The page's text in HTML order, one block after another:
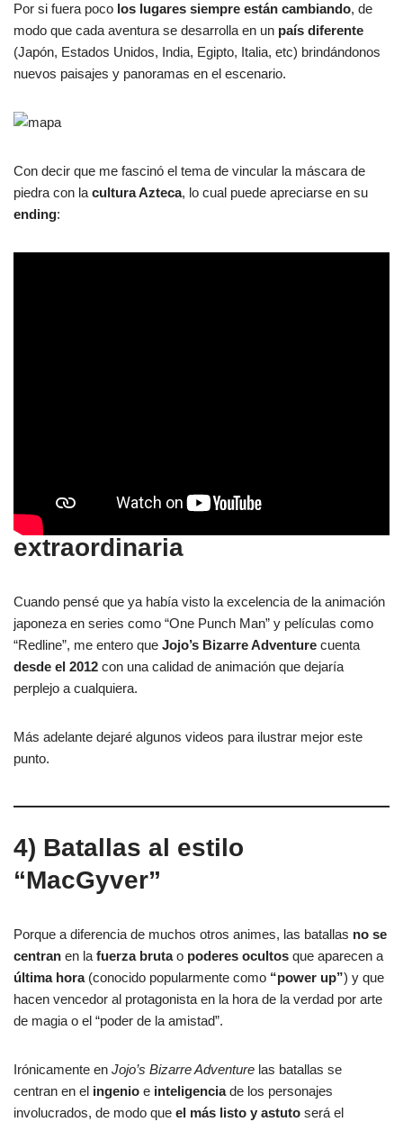
Por si fuera poco los lugares siempre están cambiando, de
modo que cada aventura se desarrolla en un país diferente
(Japón, Estados Unidos, India, Egipto, Italia, etc) brindándonos
nuevos paisajes y panoramas en el escenario.
Con decir que me fascinó el tema de vincular la máscara de
piedra con la cultura Azteca, lo cual puede apreciarse en su
ending:
3) Una calidad de animación
extraordinaria
Cuando pensé que ya había visto la excelencia de la animación
japoneza en series como “One Punch Man” y películas como
“Redline”, me entero que Jojo’s Bizarre Adventure cuenta
desde el 2012 con una calidad de animación que dejaría
perplejo a cualquiera.
Más adelante dejaré algunos videos para ilustrar mejor este
punto.
4) Batallas al estilo
“MacGyver”
Porque a diferencia de muchos otros animes, las batallas no se
centran en la fuerza brutao poderes ocultos que aparecen a
última hora(conocido popularmente como “power up”) y que
hacen vencedor al protagonista en la hora de la verdad por arte
de magia o el “poder de la amistad”.
Irónicamente en Jojo’s Bizarre Adventure las batallas se
centran en el ingenio e inteligenciade los personajes
involucrados, de modo que el más listo y astuto será el